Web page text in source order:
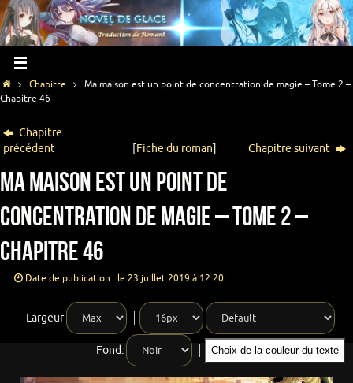
Chapitre
Ma maison est un point de concentration de magie – Tome 2 –
Chapitre 46
Chapitre
précédent
[Fiche du roman] Chapitre suivant
Ma maison est un point de
concentration de magie – Tome 2 –
Chapitre 46
Date de publication : le 23 juillet 2019 à 12:20
Largeur
Fond: Choix de la couleur du texte